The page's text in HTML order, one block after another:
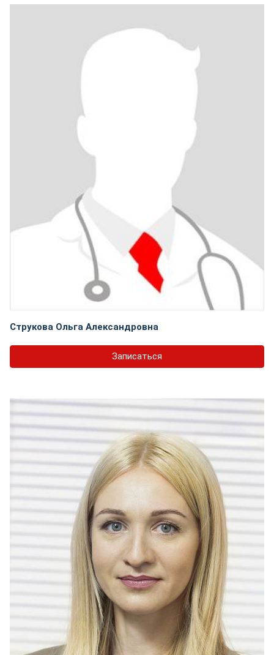
Струкова Ольга Александровна
Записаться